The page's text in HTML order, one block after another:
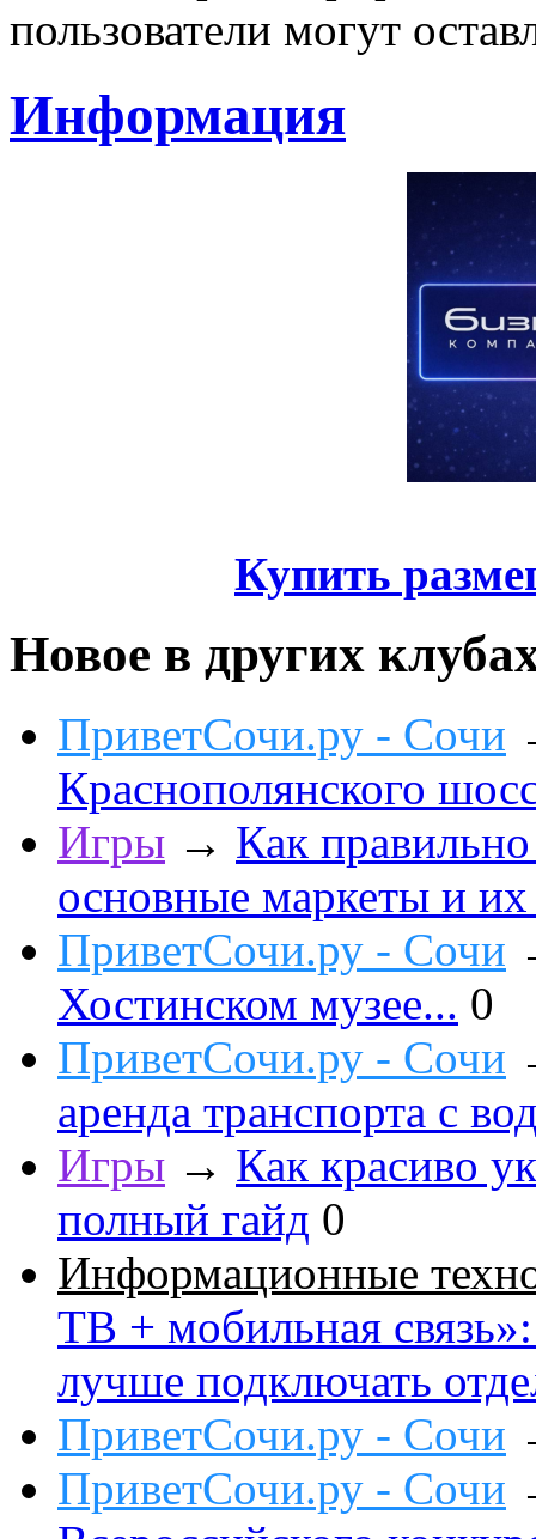
пользователи могут
Информация
Купить
Новое в других
ПриветСочи.ру - Сочи
Краснополянского
Игры → Как
основные маркеты и
ПриветСочи.ру - Сочи
Хостинском музее... 0
ПриветСочи.ру - Сочи
аренда транспорта с
Игры → Как красиво
полный гайд 0
Информационные
ТВ + мобильная
лучше подключать
ПриветСочи.ру - Сочи
ПриветСочи.ру - Сочи